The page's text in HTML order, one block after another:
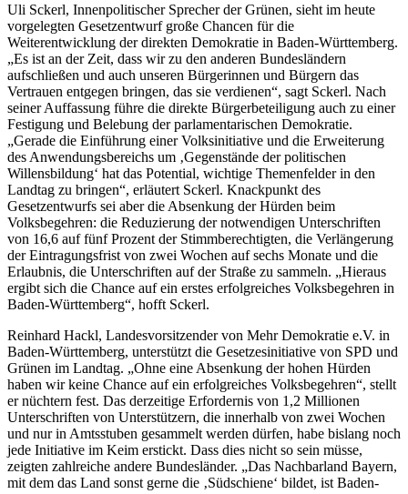
Uli Sckerl, Innenpolitischer Sprecher der Grünen, sieht im heute
vorgelegten Gesetzentwurf große Chancen für die
Weiterentwicklung der direkten Demokratie in Baden-Württemberg.
„Es ist an der Zeit, dass wir zu den anderen Bundesländern
aufschließen und auch unseren Bürgerinnen und Bürgern das
Vertrauen entgegen bringen, das sie verdienen“, sagt Sckerl. Nach
seiner Auffassung führe die direkte Bürgerbeteiligung auch zu einer
Festigung und Belebung der parlamentarischen Demokratie.
„Gerade die Einführung einer Volksinitiative und die Erweiterung
des Anwendungsbereichs um ‚Gegenstände der politischen
Willensbildung‘ hat das Potential, wichtige Themenfelder in den
Landtag zu bringen“, erläutert Sckerl. Knackpunkt des
Gesetzentwurfs sei aber die Absenkung der Hürden beim
Volksbegehren: die Reduzierung der notwendigen Unterschriften
von 16,6 auf fünf Prozent der Stimmberechtigten, die Verlängerung
der Eintragungsfrist von zwei Wochen auf sechs Monate und die
Erlaubnis, die Unterschriften auf der Straße zu sammeln. „Hieraus
ergibt sich die Chance auf ein erstes erfolgreiches Volksbegehren in
Baden-Württemberg“, hofft Sckerl.
Reinhard Hackl, Landesvorsitzender von Mehr Demokratie e.V. in
Baden-Württemberg, unterstützt die Gesetzesinitiative von SPD und
Grünen im Landtag. „Ohne eine Absenkung der hohen Hürden
haben wir keine Chance auf ein erfolgreiches Volksbegehren“, stellt
er nüchtern fest. Das derzeitige Erfordernis von 1,2 Millionen
Unterschriften von Unterstützern, die innerhalb von zwei Wochen
und nur in Amtsstuben gesammelt werden dürfen, habe bislang noch
jede Initiative im Keim erstickt. Dass dies nicht so sein müsse,
zeigten zahlreiche andere Bundesländer. „Das Nachbarland Bayern,
mit dem das Land sonst gerne die ‚Südschiene‘ bildet, ist Baden-